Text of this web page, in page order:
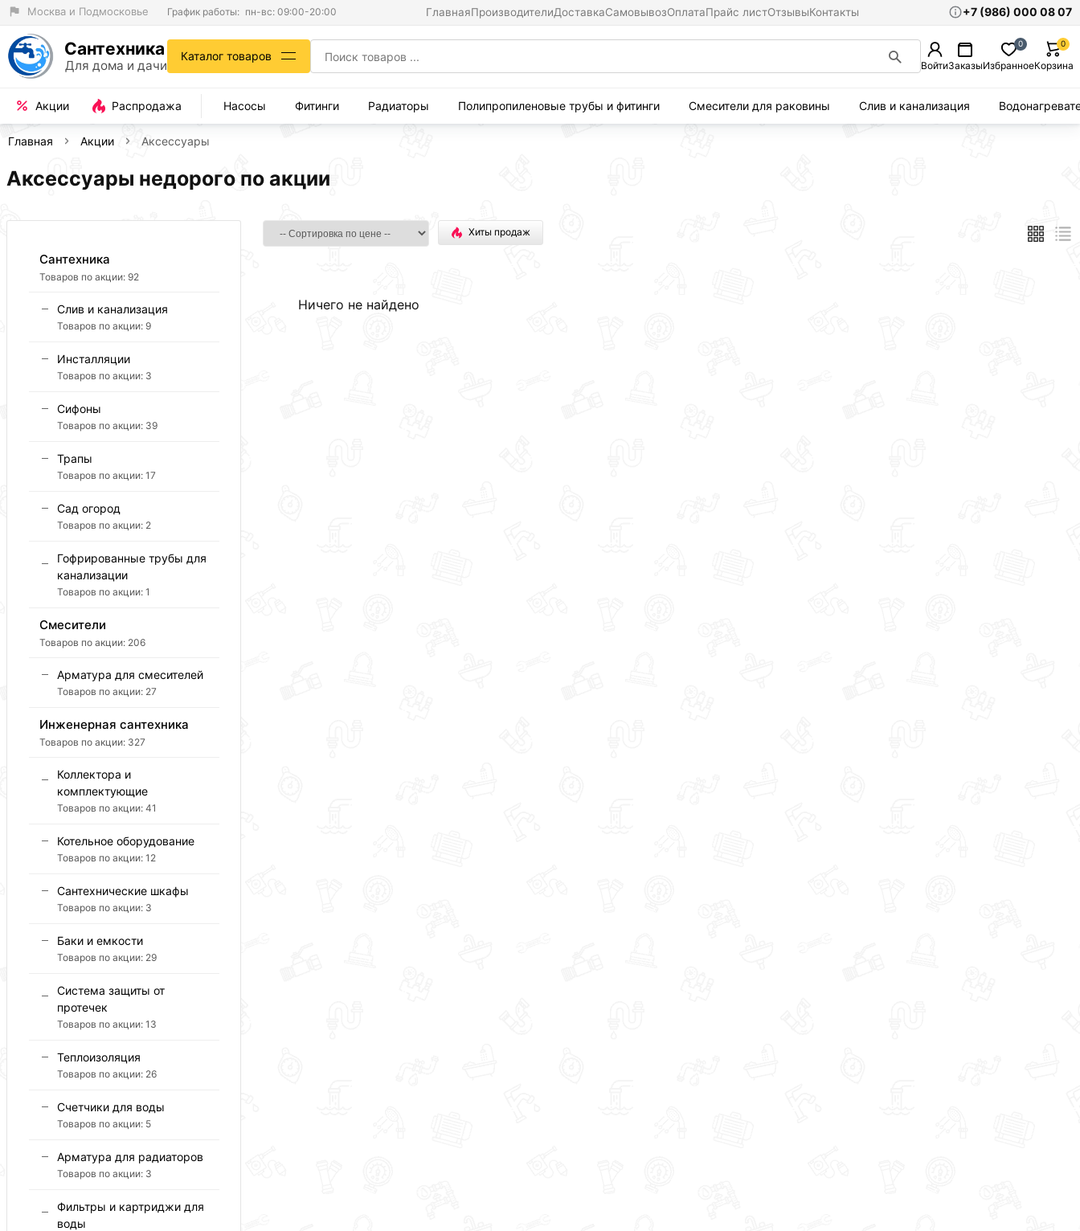
Москва и Подмосковье График работы: пн-вс: 09:00-20:00 ГлавнаяПроизводителиДоставкаСамовывозОплатаПрайс листОтзывыКонтакты +7 (986) 000 08 07
Сантехника
Для дома и дачи
Каталог товаров
ВойтиЗаказыИзбранное
0
Корзина
0
Акции Распродажа Насосы Фитинги Радиаторы Полипропиленовые трубы и фитинги Смесители для раковины Слив и канализация
Главная Акции Аксессуары
Аксессуары недорого по акции
Сантехника
Товаров по акции: 92
Слив и канализация
Товаров по акции: 9
Инсталляции
Товаров по акции: 3
Сифоны
Товаров по акции: 39
Трапы
Товаров по акции: 17
Сад огород
Товаров по акции: 2
Гофрированные трубы для
канализации
Товаров по акции: 1
Смесители
Товаров по акции: 206
Арматура для смесителей
Товаров по акции: 27
Инженерная сантехника
Товаров по акции: 327
Коллектора и
комплектующие
Товаров по акции: 41
Котельное оборудование
Товаров по акции: 12
Сантехнические шкафы
Товаров по акции: 3
Баки и емкости
Товаров по акции: 29
Система защиты от
протечек
Товаров по акции: 13
Теплоизоляция
Товаров по акции: 26
Счетчики для воды
Товаров по акции: 5
Арматура для радиаторов
Товаров по акции: 3
Фильтры и картриджи для
воды
Хиты продаж
Ничего не найдено